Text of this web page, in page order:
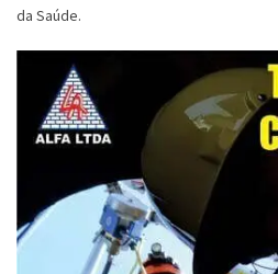
da Saúde.